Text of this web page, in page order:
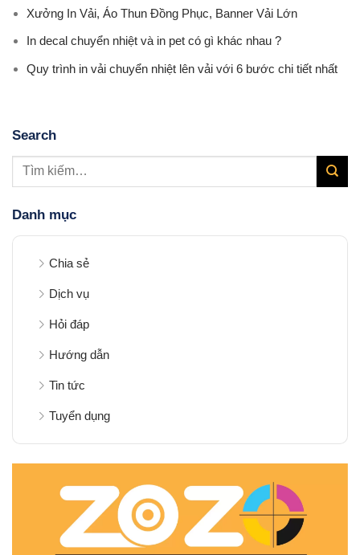
Xưởng In Vải, Áo Thun Đồng Phục, Banner Vải Lớn
In decal chuyển nhiệt và in pet có gì khác nhau ?
Quy trình in vải chuyển nhiệt lên vải với 6 bước chi tiết nhất
Search
Danh mục
Chia sẻ
Dịch vụ
Hỏi đáp
Hướng dẫn
Tin tức
Tuyển dụng